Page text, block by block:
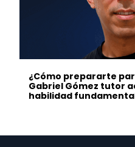
¿Cómo prepararte
Gabriel Gómez tutor
habilidad